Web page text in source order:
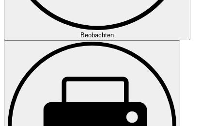
Beobachten